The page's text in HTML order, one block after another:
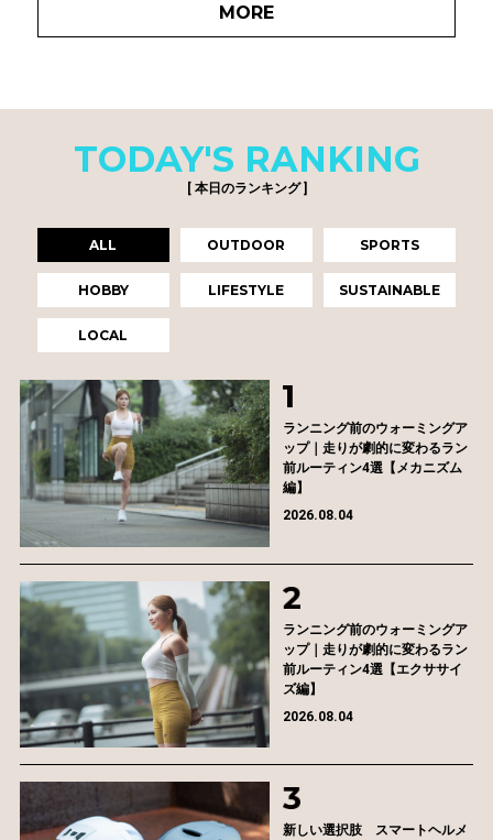
MORE
TODAY'S RANKING
[ 本日のランキング ]
ALL OUTDOOR SPORTS
HOBBY LIFESTYLE SUSTAINABLE
LOCAL
ランニング前のウォーミングア
ップ｜走りが劇的に変わるラン
前ルーティン4選【メカニズム
編】
2026.08.04
ランニング前のウォーミングア
ップ｜走りが劇的に変わるラン
前ルーティン4選【エクササイ
ズ編】
2026.08.04
新しい選択肢 スマートヘルメ